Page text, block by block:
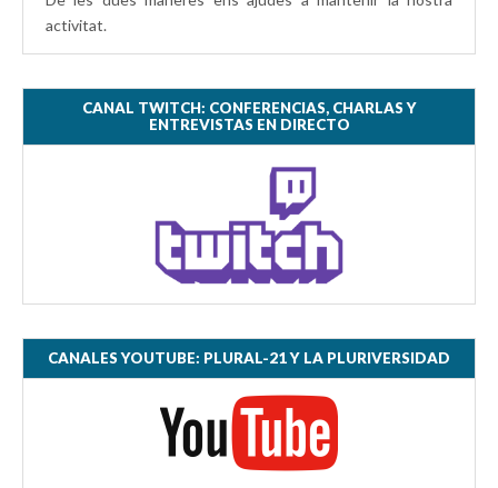
activitat.
CANAL TWITCH: CONFERENCIAS, CHARLAS Y
ENTREVISTAS EN DIRECTO
CANALES YOUTUBE: PLURAL-21 Y LA PLURIVERSIDAD